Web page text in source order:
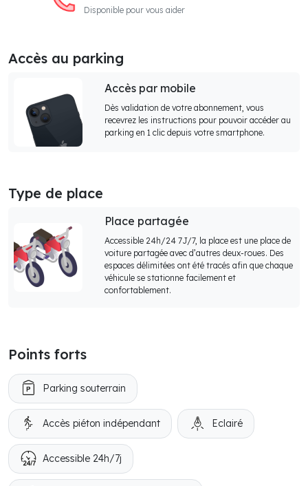
Disponible pour vous aider
Accès au parking
Accès par mobile
Dès validation de votre abonnement, vous
recevrez les instructions pour pouvoir accéder au
parking en 1 clic depuis votre smartphone.
Type de place
Place partagée
Accessible 24h/24 7J/7, la place est une place de
voiture partagée avec d’autres deux-roues. Des
espaces délimitées ont été tracés afin que chaque
véhicule se stationne facilement et
confortablement.
Points forts
Parking souterrain
Accès piéton indépendant Eclairé
Accessible 24h/7j